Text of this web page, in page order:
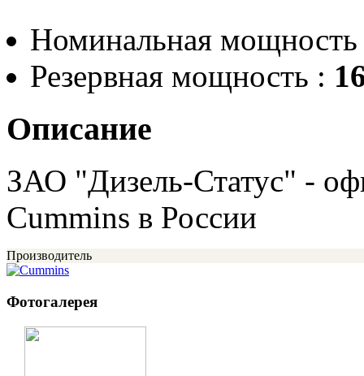
Номинальная
Резервная мощность :
Описание
ЗАО "Дизель-Статус" -
Cummins в России
Производитель
Фотогалерея